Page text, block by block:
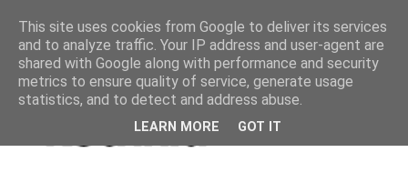
This site uses cookies from Google to deliver its services
and to analyze traffic. Your IP address and user-agent are
shared with Google along with performance and security
metrics to ensure quality of service, generate usage
statistics, and to detect and address abuse.
LEARN MORE GOT IT